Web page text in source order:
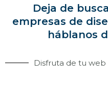
Deja de
empresas de
háblanos
Disfruta de tu